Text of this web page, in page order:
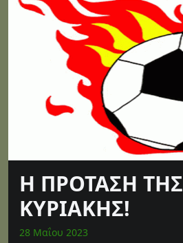
Η ΠΡΟΤΑΣΗ ΤΗΣ
ΚΥΡΙΑΚΗΣ!
28 Μαΐου 2023